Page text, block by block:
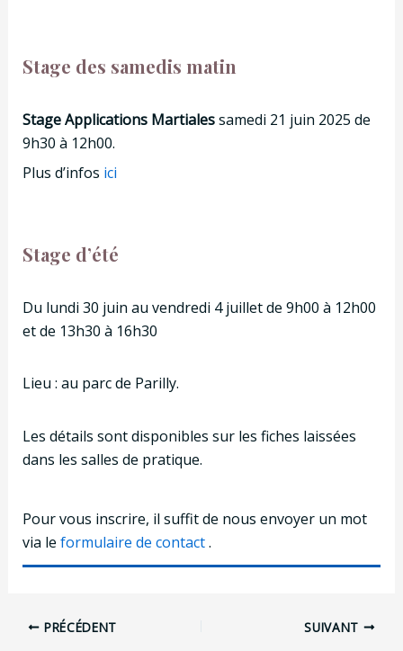
Stage des samedis matin
Stage Applications Martialessamedi 21 juin 2025 de
9h30 à 12h00.
Plus d’infos ici
Stage d’été
Du lundi 30 juin au vendredi 4 juillet de 9h00 à 12h00
et de 13h30 à 16h30
Lieu : au parc de Parilly.
Les détails sont disponibles sur les fiches laissées
dans les salles de pratique.
Pour vous inscrire, il suffit de nous envoyer un mot
via le formulaire de contact.
Navigation
PRÉCÉDENT SUIVANT